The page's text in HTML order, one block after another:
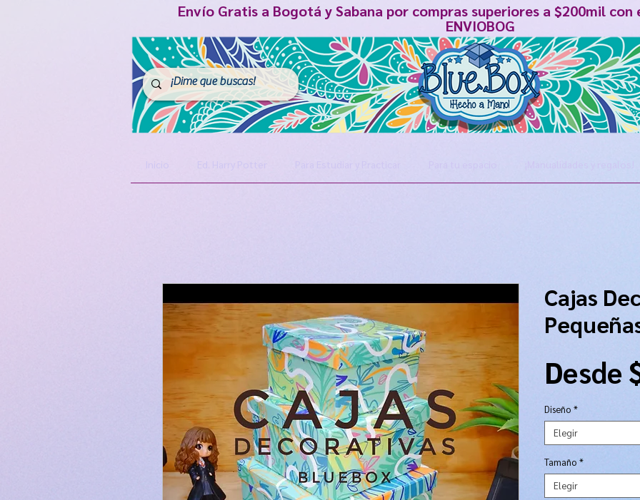
Envío Gratis a Bogotá y Sabana por compras superiores a $200mil
ENVIOBOG
Cajas
Desde
Diseño *
Elegir
Tamaño *
Elegir